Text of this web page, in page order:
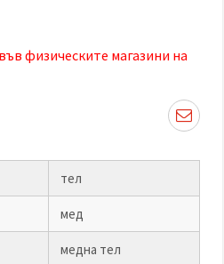
във физическите магазини на
тел
мед
медна тел